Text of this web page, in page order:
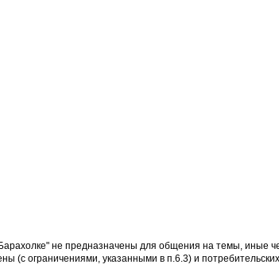
не предназначены для общения на темы, иные
(с ограничениями, указанными в п.6.3) и